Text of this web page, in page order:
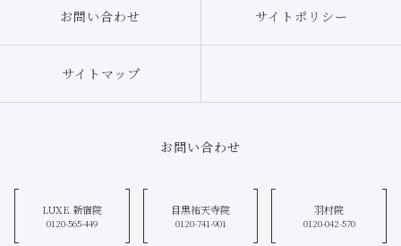
お問い合わせ サイトポリシー
サイトマップ
お問い合わせ
LUXE 新宿院
0120-565-449
目黒祐天寺院
0120-741-901
羽村院
0120-042-570